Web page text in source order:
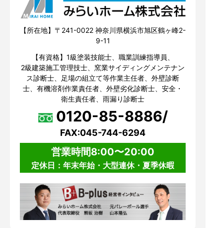
【所在地】〒241-0022 神奈川県横浜市旭区鶴ヶ峰2-
9-11
【有資格】1級塗装技能士、職業訓練指導員、
2級建築施工管理技士、窯業サイディングメンテナン
ス診断士、足場の組立て等作業主任者、外壁診断
士、有機溶剤作業責任者、外壁劣化診断士、安全・
衛生責任者、雨漏り診断士
0120-85-8886/
FAX:045-744-6294
営業時間8:00〜20:00
定休日：年末年始・大型連休・夏季休暇